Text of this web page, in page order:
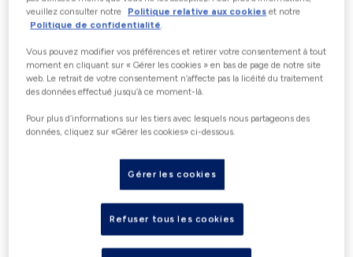
OFFREZ LE CADEAU PARFAIT !
veuillez consulter notre
Politique relative aux cookies et notre
Politique de confidentialité.
Vous pouvez modifier vos préférences et retirer votre consentement à tout
moment en cliquant sur « Gérer les cookies » en bas de page de notre site
web. Le retrait de votre consentement n’affecte pas la licéité du traitement
des données effectué jusqu’à ce moment-là.
Pour plus d’informations sur les tiers avec lesquels nous partageons des
données, cliquez sur «Gérer les cookies» ci-dessous.
Gérer les cookies
Refuser tous les cookies